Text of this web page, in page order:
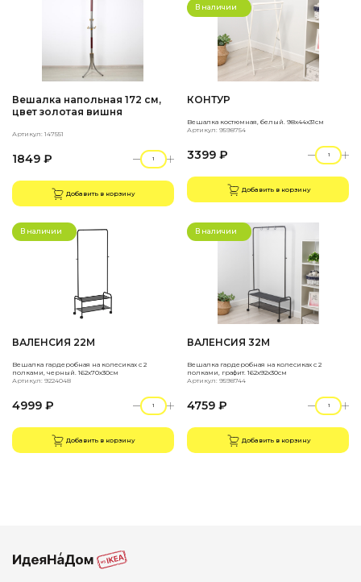
Вешалка напольная 172 см,
цвет золотая вишня
Артикул: 147551
1849 ₽
Добавить в корзину
В наличии
КОНТУР
Вешалка костюмная, белый. 98х44х31см
Артикул: 9598754
3399 ₽
Добавить в корзину
В наличии
ВАЛЕНСИЯ 22М
Вешалка гардеробная на колесиках с 2
полками, черный. 162х70х30см
Артикул: 9224048
4999 ₽
Добавить в корзину
В наличии
ВАЛЕНСИЯ 32М
Вешалка гардеробная на колесиках с 2
полками, графит. 162х92х30см
Артикул: 9598744
4759 ₽
Добавить в корзину